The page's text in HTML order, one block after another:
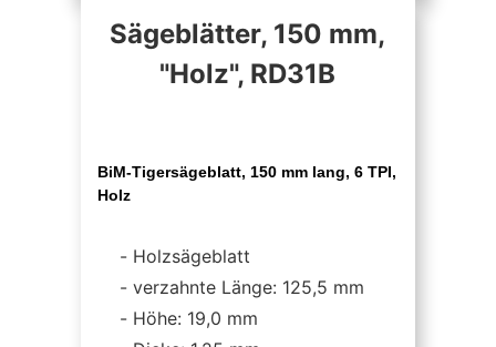
Sägeblätter, 150 mm,
"Holz", RD31B
BiM-Tigersägeblatt, 150 mm lang, 6 TPI,
Holz
Holzsägeblatt
verzahnte Länge: 125,5 mm
Höhe: 19,0 mm